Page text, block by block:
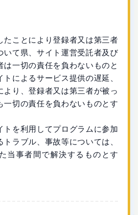
ことにより登録者又は第三者
いて県、サイト運営受託者及び
は一切の責任を負わないものと
によるサービス提供の遅延、
より、登録者又は第三者が被っ
一切の責任を負わないものとす
を利用してプログラムに参加
ラブル、事故等については、
当事者間で解決するものとす